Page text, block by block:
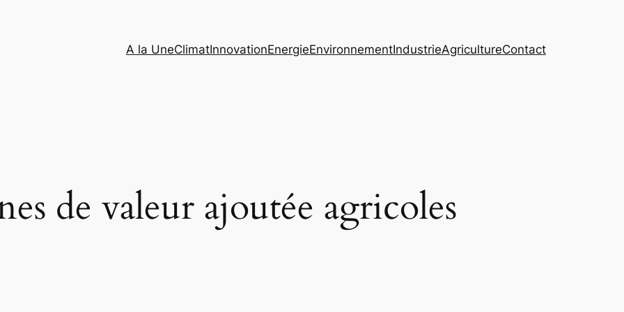
A la UneClimatInnovationEnergieEnvironnementIndustrieAgricultureContact
de valeur ajoutée agricoles